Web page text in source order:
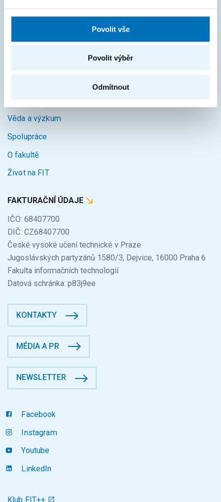
Povolit vše
Povolit výběr
Odmítnout
Intranet
MAPA STRÁNEK
Věda a výzkum
Spolupráce
O fakultě
Život na FIT
FAKTURAČNÍ ÚDAJE
IČO: 68407700
DIČ: CZ68407700
České vysoké učení technické v Praze
Jugoslávských partyzánů 1580/3, Dejvice, 16000 Praha 6
Fakulta informačních technologií
Datová schránka: p83j9ee
KONTAKTY
MÉDIA A PR
NEWSLETTER
Facebook
Instagram
Youtube
LinkedIn
Klub FIT++